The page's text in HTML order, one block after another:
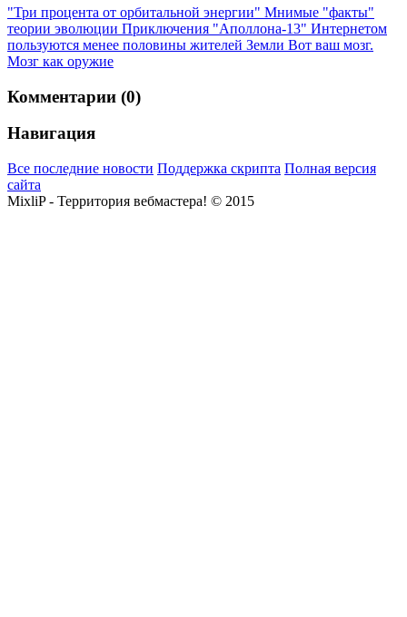
"Три процента от орбитальной энергии" Мнимые "факты"
теории эволюции Приключения "Аполлона-13" Интернетом
пользуются менее половины жителей Земли Вот ваш мозг.
Мозг как оружие
Комментарии (0)
Навигация
Все последние новости Поддержка скрипта Полная версия
сайта
MixliP - Территория вебмастера! © 2015